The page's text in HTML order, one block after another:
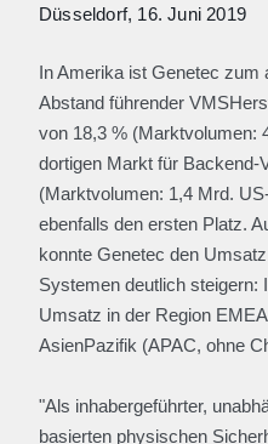
Düsseldorf, 16. Juni 2019
In Amerika ist Genetec zum
Abstand führender
von 18,3 % (Marktvolumen:
dortigen Markt für
(Marktvolumen: 1,4 Mrd.
ebenfalls den ersten Platz.
konnte Genetec den
Systemen deutlich steigern:
Umsatz in der Region
AsienPazifik (APAC, ohne
"Als inhabergeführter,
basierten physischen